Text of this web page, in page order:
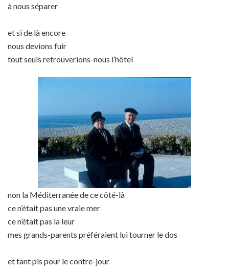
à nous séparer
et si de là encore
nous devions fuir
tout seuls retrouverions-nous l’hôtel
non la Méditerranée de ce côté-là
ce n’était pas une vraie mer
ce n’était pas la leur
mes grands-parents préféraient lui tourner le dos
et tant pis pour le contre-jour